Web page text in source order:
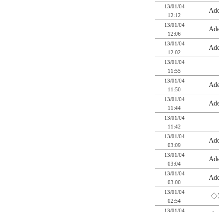
13/01/04
12:12
13/01/04
12:06
13/01/04
12:02
13/01/04
11:55
13/01/04
11:50
13/01/04
11:44
13/01/04
11:42
13/01/04
03:09
13/01/04
03:04
13/01/04
03:00
13/01/04
02:54
13/01/04